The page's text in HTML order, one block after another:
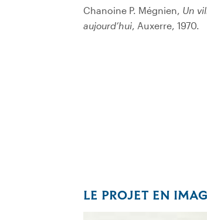
Chanoine P. Mégnien, Un
aujourd’hui, Auxerre, 1970.
LE PROJET EN